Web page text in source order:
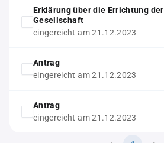
Erklärung über die Errichtung der
Gesellschaft
eingereicht am 21.12.2023
Antrag
eingereicht am 21.12.2023
Antrag
eingereicht am 21.12.2023